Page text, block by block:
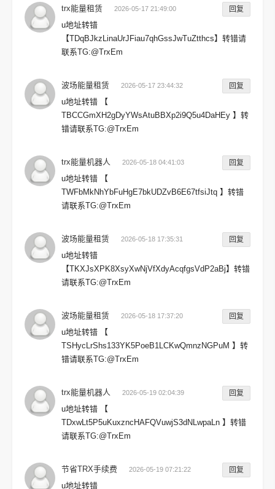
trx能量租赁 2026-05-17 21:49:00 回复
u地址转错
【TDqBJkzLinaUrJFiau7qhGssJwTuZtthcs】转错请
联系TG:@TrxEm
波场能量租赁 2026-05-17 23:44:32 回复
u地址转错 【
TBCCGmXH2gDyYWsAtuBBXp2i9Q5u4DaHEy 】转
错请联系TG:@TrxEm
trx能量机器人 2026-05-18 04:41:03 回复
u地址转错 【
TWFbMkNhYbFuHgE7bkUDZvB6E67tfsiJtq 】转错
请联系TG:@TrxEm
波场能量租赁 2026-05-18 17:35:31 回复
u地址转错
【TKXJsXPK8XsyXwNjVfXdyAcqfgsVdP2aBj】转错
请联系TG:@TrxEm
波场能量租赁 2026-05-18 17:37:20 回复
u地址转错 【
TSHycLrShs133YK5PoeB1LCKwQmnzNGPuM 】转
错请联系TG:@TrxEm
trx能量机器人 2026-05-19 02:04:39 回复
u地址转错 【
TDxwLt5P5uKuxzncHAFQVuwjS3dNLwpaLn 】转错
请联系TG:@TrxEm
节省TRX手续费 2026-05-19 07:21:22 回复
u地址转错